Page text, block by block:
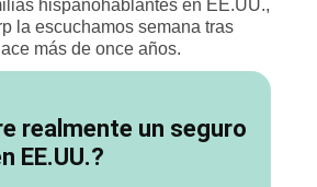
hispanohablantes en EE.UU.,
la escuchamos semana tras
más de once años.
realmente un seguro
EE.UU.?